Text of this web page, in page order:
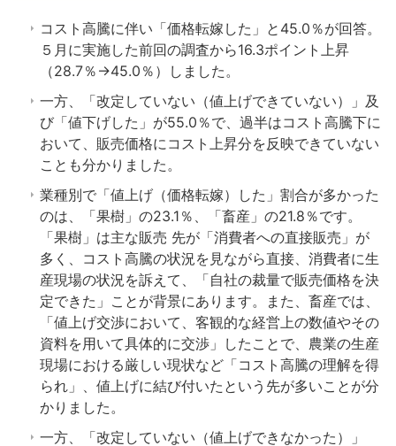
コスト高騰に伴い「価格転嫁した」と45.0％が回答。
５月に実施した前回の調査から16.3ポイント上昇
（28.7％→45.0％）しました。
一方、「改定していない（値上げできていない）」及
び「値下げした」が55.0％で、過半はコスト高騰下に
おいて、販売価格にコスト上昇分を反映できていない
ことも分かりました。
業種別で「値上げ（価格転嫁）した」割合が多かった
のは、「果樹」の23.1％、「畜産」の21.8％です。
「果樹」は主な販売 先が「消費者への直接販売」が
多く、コスト高騰の状況を見ながら直接、消費者に生
産現場の状況を訴えて、「自社の裁量で販売価格を決
定できた」ことが背景にあります。また、畜産では、
「値上げ交渉において、客観的な経営上の数値やその
資料を用いて具体的に交渉」したことで、農業の生産
現場における厳しい現状など「コスト高騰の理解を得
られ」、値上げに結び付いたという先が多いことが分
かりました。
一方、「改定していない（値上げできなかった）」